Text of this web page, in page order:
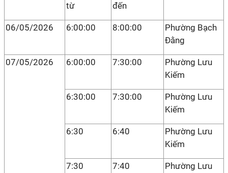
từ
đến
06/05/2026 6:00:00 8:00:00
Phường Bạch
Đằng
07/05/2026 6:00:00 7:30:00
Phường Lưu
Kiếm
6:30:00 7:30:00
Phường Lưu
Kiếm
6:30 6:40
Phường Lưu
Kiếm
7:30 7:40
Phường Lưu